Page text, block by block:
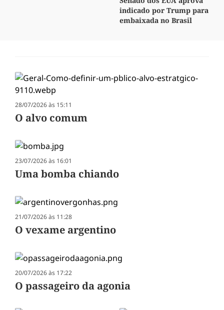
indicado por Trump para
embaixada no Brasil
28/07/2026 às 15:11
O alvo comum
23/07/2026 às 16:01
Uma bomba chiando
21/07/2026 às 11:28
O vexame argentino
20/07/2026 às 17:22
O passageiro da agonia